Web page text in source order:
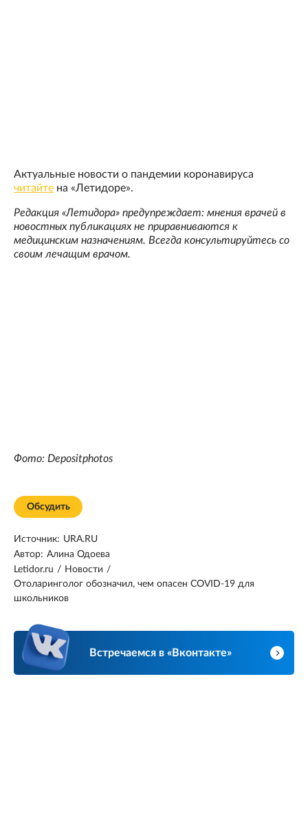
Актуальные новости о пандемии коронавируса
читайте на «Летидоре».
Редакция «Летидора» предупреждает: мнения врачей в
новостных публикациях не приравниваются к
медицинским назначениям. Всегда консультируйтесь со
своим лечащим врачом.
Фото: Depositphotos
Обсудить
Источник: URA.RU
Автор: Алина Одоева
Letidor.ru / Новости /
Отоларинголог обозначил, чем опасен COVID-19 для
школьников
Встречаемся в «Вконтакте»